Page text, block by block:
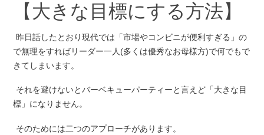
【大きな目標にする方法】
昨日話したとおり現代では「市場やコンビニが便利すぎる」の
で無理をすればリーダー一人(多くは優秀なお母様方)で何でもで
きてしまいます。
それを避けないとバーベキューパーティーと言えど「大きな目
標」になりません。
そのためには二つのアプローチがあります。